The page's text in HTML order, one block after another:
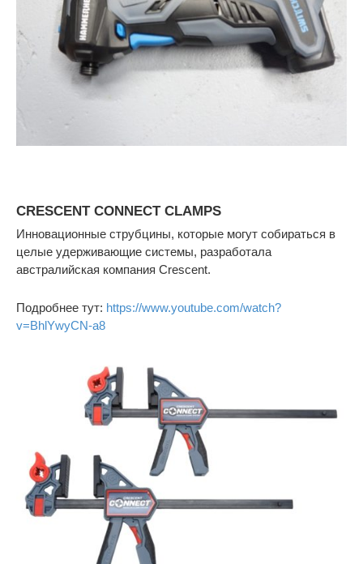
CRESCENT CONNECT CLAMPS
Инновационные струбцины, которые могут собираться в
целые удерживающие системы, разработала
австралийская компания Crescent.
Подробнее тут: https://www.youtube.com/watch?
v=BhlYwyCN-a8